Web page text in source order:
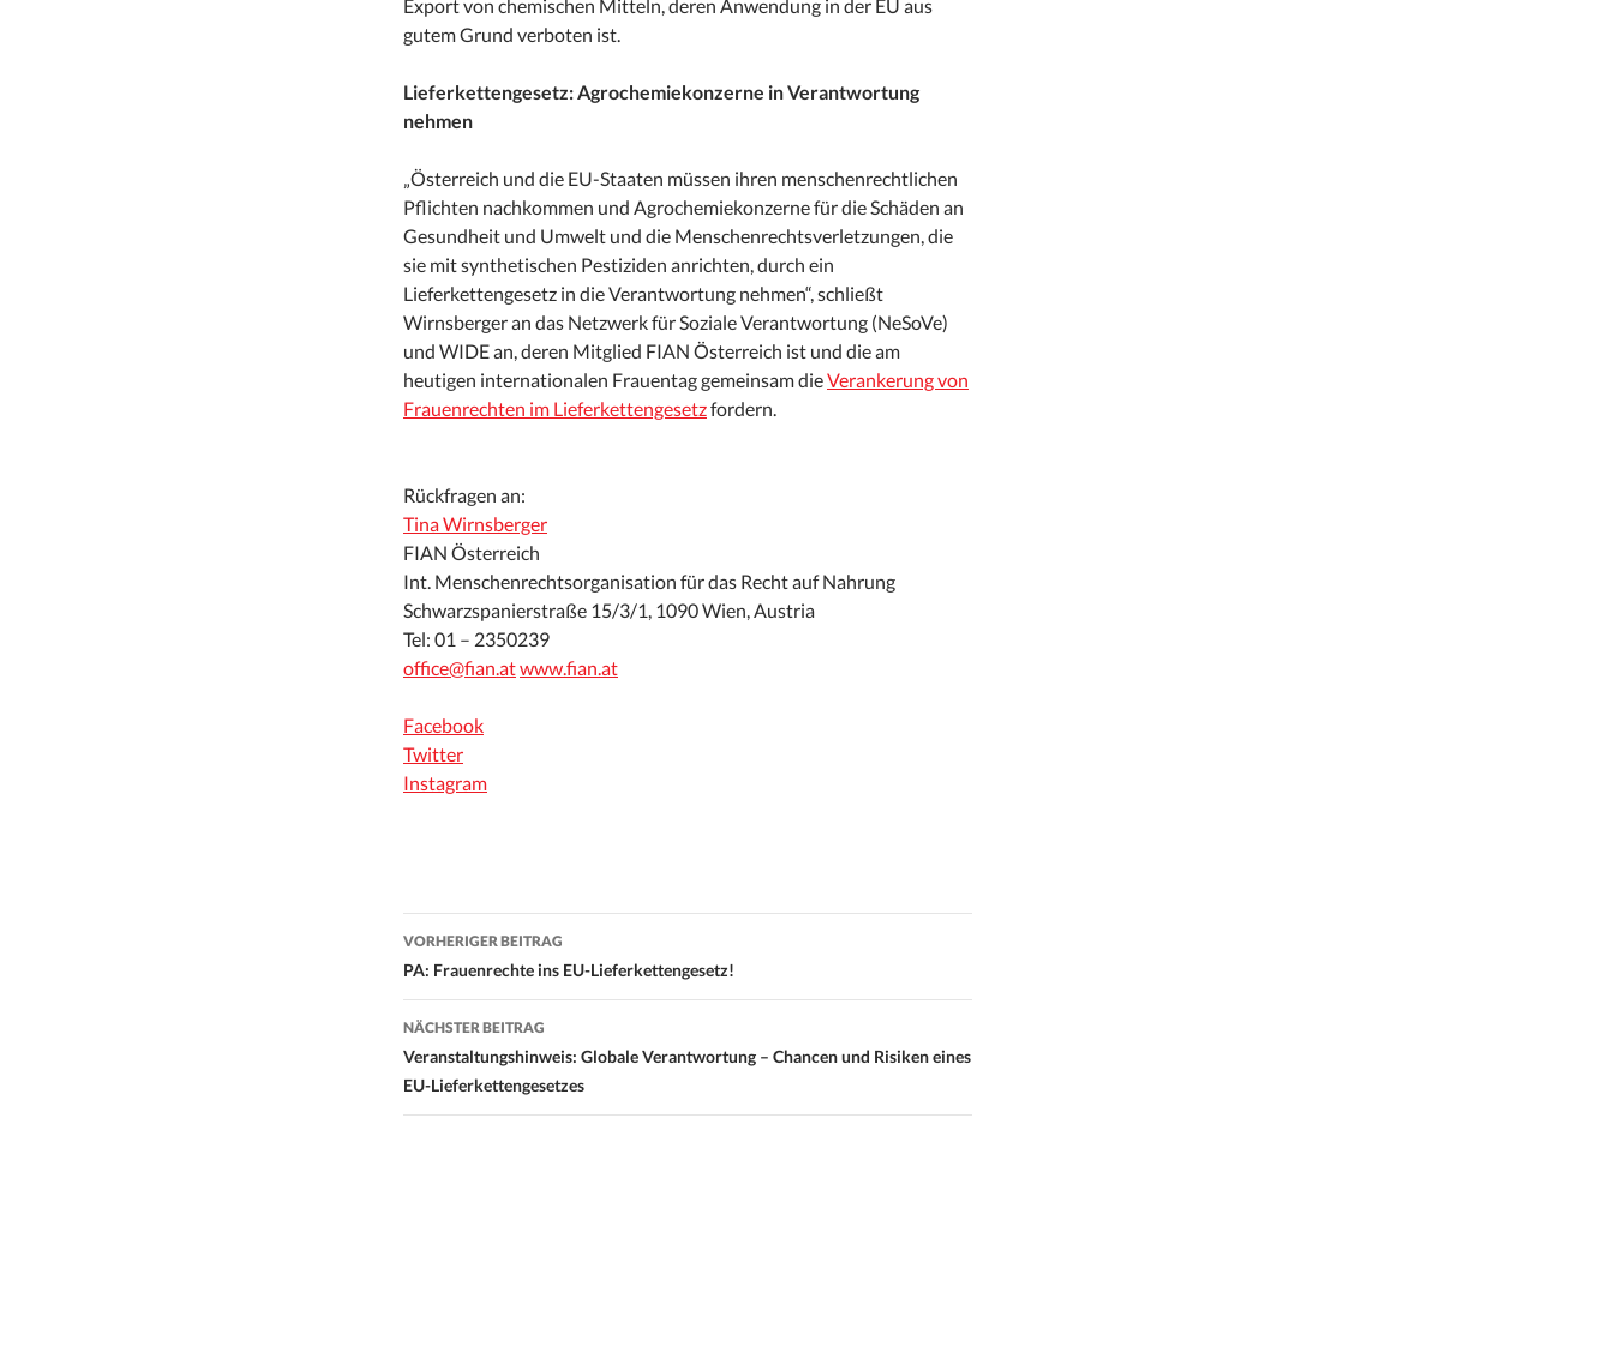
Export von chemischen Mitteln, deren Anwendung in der EU aus
gutem Grund verboten ist.
Lieferkettengesetz: Agrochemiekonzerne in Verantwortung
nehmen
„Österreich und die EU-Staaten müssen ihren menschenrechtlichen
Pflichten nachkommen und Agrochemiekonzerne für die Schäden an
Gesundheit und Umwelt und die Menschenrechtsverletzungen, die
sie mit synthetischen Pestiziden anrichten, durch ein
Lieferkettengesetz in die Verantwortung nehmen“, schließt
Wirnsberger an das Netzwerk für Soziale Verantwortung (NeSoVe)
und WIDE an, deren Mitglied FIAN Österreich ist und die am
heutigen internationalen Frauentag gemeinsam dieVerankerung von
Frauenrechten im Lieferkettengesetzfordern.
Rückfragen an:
Tina Wirnsberger
FIAN Österreich
Int. Menschenrechtsorganisation für das Recht auf Nahrung
Schwarzspanierstraße 15/3/1, 1090 Wien, Austria
Tel: 01 – 2350239
office@fian.atwww.fian.at
Facebook
Twitter
Instagram
Beitrags-
Navigation
VORHERIGER BEITRAG
PA: Frauenrechte ins EU-Lieferkettengesetz!
NÄCHSTER BEITRAG
Veranstaltungshinweis: Globale Verantwortung – Chancen und Risiken eines
EU-Lieferkettengesetzes